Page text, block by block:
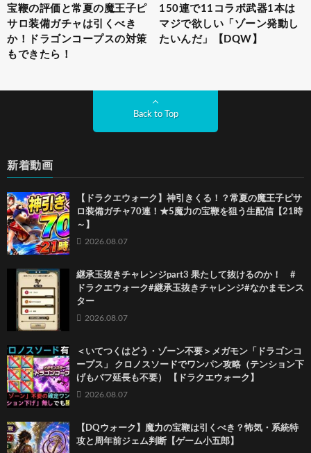
宝鞭の評価と常夏の魔王子ピ
サロ装備ガチャは引くべき
か！ドラゴンコープスの対策
もできたら！
150連で11コラボ武器1本は
マジで欲しい「ゾーン発動し
たいんだ」【DQW】
Back to Top
新着動画
【ドラクエウォーク】神引きくる！？常夏の魔王子ピサ
ロ装備ガチャ70連！★5魔力の宝鞭を狙う生配信【21時
～】
2026.08.07
継承玉抜きチャレンジpart3 果たして抜けるのか！ #
ドラクエウォーク#継承玉抜きチャレンジ#なかまモンス
ター
2026.08.07
＜いてつくはどう・ゾーン不要＞メガモン「ドラゴンコ
ープス」 クロノスソードでワンパン攻略（テンション下
げもバフ延長も不要） 【ドラクエウォーク】
2026.08.07
【DQウォーク】魔力の宝鞭は引くべき？怖気・系統特
攻と周年前ジェム判断【ゲーム小五郎】